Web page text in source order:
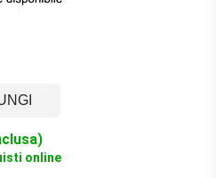
online